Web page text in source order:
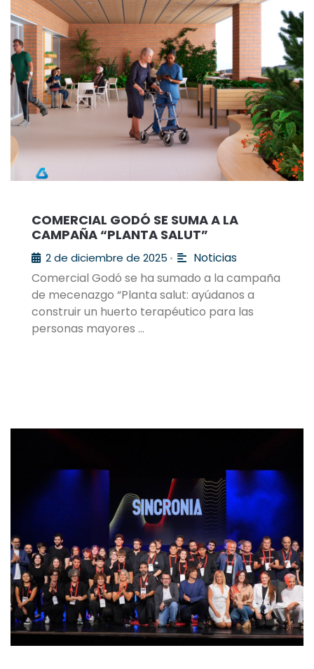
COMERCIAL GODÓ SE SUMA A LA
CAMPAÑA “PLANTA SALUT”
2 de diciembre de 2025 •
Noticias
Comercial Godó se ha sumado a la campaña
de mecenazgo “Planta salut: ayúdanos a
construir un huerto terapéutico para las
personas mayores …